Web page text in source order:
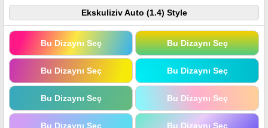
Ekskuliziv Auto (1.4) Style
Bu Dizaynı Seç Bu Dizaynı Seç
Bu Dizaynı Seç Bu Dizaynı Seç
Bu Dizaynı Seç Bu Dizaynı Seç
Bu Dizaynı Seç Bu Dizaynı Seç